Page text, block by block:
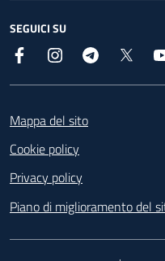
SEGUICI SU
Facebook InstagramTelegram
Mappa del sito
Cookie policy
Privacy policy
Piano di miglioramento del